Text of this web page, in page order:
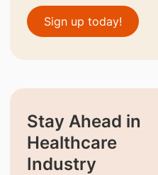
Sign up today!
Stay Ahead in
Healthcare
Industry